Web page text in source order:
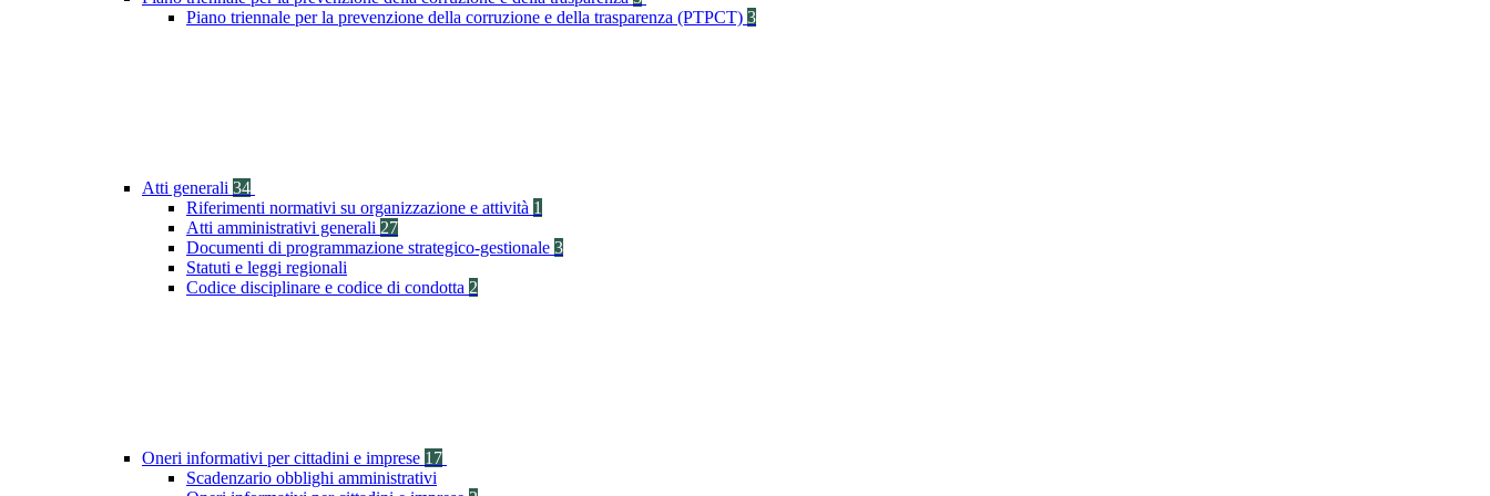
Piano triennale per la prevenzione della corruzione e della trasparenza (PTPCT) 3
Atti generali 34
Riferimenti normativi su organizzazione e attività 1
Atti amministrativi generali 27
Documenti di programmazione strategico-gestionale 3
Statuti e leggi regionali
Codice disciplinare e codice di condotta 2
Oneri informativi per cittadini e imprese 17
Scadenzario obblighi amministrativi